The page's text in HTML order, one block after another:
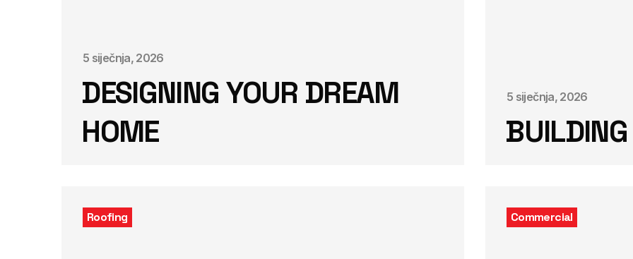
5 siječnja, 2026
DESIGNING YOUR DREAM
HOME
5 siječnja, 2026
Roofing Commercial